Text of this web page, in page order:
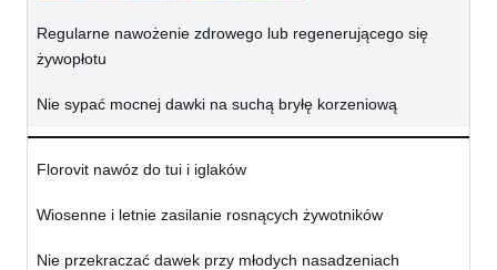
Regularne nawożenie zdrowego lub regenerującego się
żywopłotu
Nie sypać mocnej dawki na suchą bryłę korzeniową
Florovit nawóz do tui i iglaków
Wiosenne i letnie zasilanie rosnących żywotników
Nie przekraczać dawek przy młodych nasadzeniach